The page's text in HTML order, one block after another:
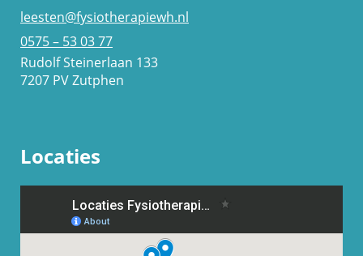
leesten@fysiotherapiewh.nl
0575 – 53 03 77
Rudolf Steinerlaan 133
7207 PV Zutphen
Locaties